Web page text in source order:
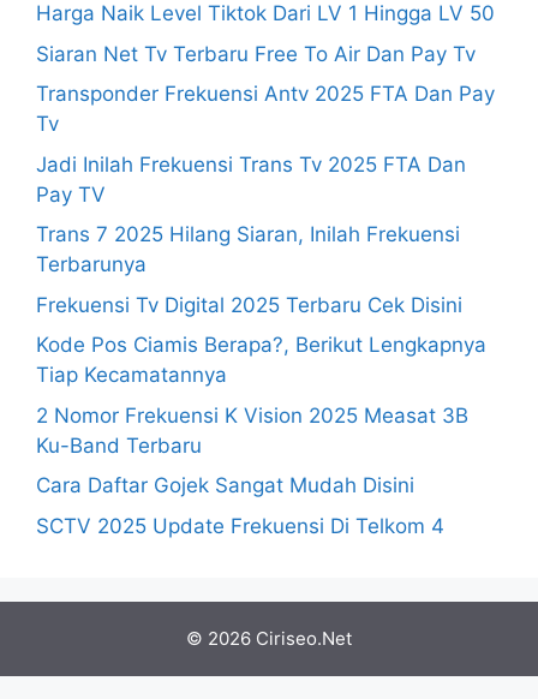
Harga Naik Level Tiktok Dari LV 1 Hingga LV 50
Siaran Net Tv Terbaru Free To Air Dan Pay Tv
Transponder Frekuensi Antv 2025 FTA Dan Pay
Tv
Jadi Inilah Frekuensi Trans Tv 2025 FTA Dan
Pay TV
Trans 7 2025 Hilang Siaran, Inilah Frekuensi
Terbarunya
Frekuensi Tv Digital 2025 Terbaru Cek Disini
Kode Pos Ciamis Berapa?, Berikut Lengkapnya
Tiap Kecamatannya
2 Nomor Frekuensi K Vision 2025 Measat 3B
Ku-Band Terbaru
Cara Daftar Gojek Sangat Mudah Disini
SCTV 2025 Update Frekuensi Di Telkom 4
© 2026 Ciriseo.Net